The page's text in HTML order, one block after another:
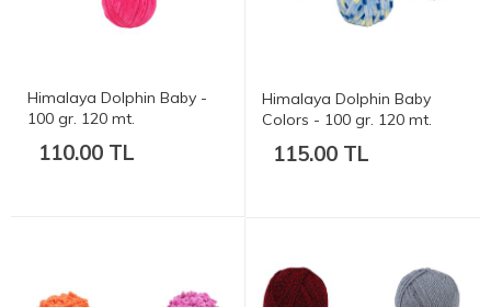
Himalaya Dolphin Baby -
100 gr. 120 mt.
110.00 TL
Himalaya Dolphin Baby
Colors - 100 gr. 120 mt.
115.00 TL